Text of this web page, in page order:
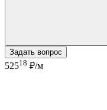
Задать вопрос
52518 ₽/м